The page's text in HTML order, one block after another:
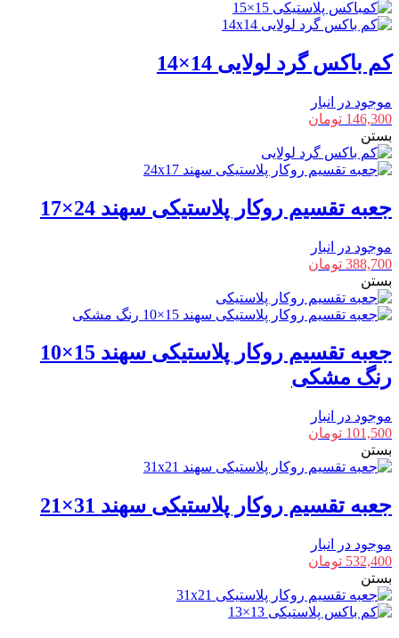
کم باکس گرد لولایی 14×14
موجود در انبار
146,300 تومان
بستن
جعبه تقسیم روکار پلاستیکی سهند 24×17
موجود در انبار
388,700 تومان
بستن
جعبه تقسیم روکار پلاستیکی سهند 15×10
رنگ مشکی
موجود در انبار
101,500 تومان
بستن
جعبه تقسیم روکار پلاستیکی سهند 31×21
موجود در انبار
532,400 تومان
بستن